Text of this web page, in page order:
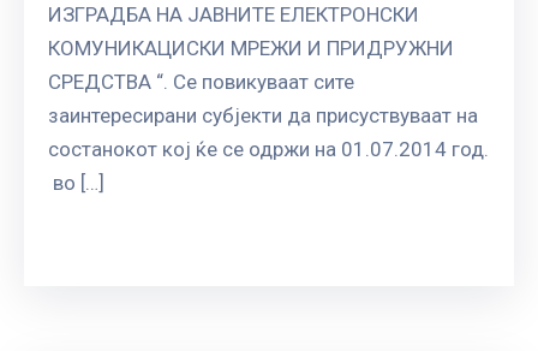
КОРИСНИЦИ
ЈАВНИ
ИЗГРАДБА НА ЈАВНИТЕ ЕЛЕКТРОНСКИ
КОМУНИКАЦИСКИ МРЕЖИ И ПРИДРУЖНИ
СРЕДСТВА “. Се повикуваат сите
заинтересирани субјекти да присуствуваат на
состанокот кој ќе се одржи на 01.07.2014 год.
во […]